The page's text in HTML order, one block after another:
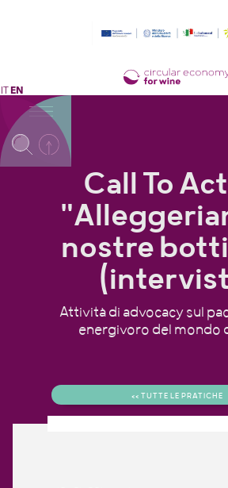
ITEN
Call To
nostre
Attività di advocacy sul
energivoro del mondo
<< TUTTE LE PRATICHE